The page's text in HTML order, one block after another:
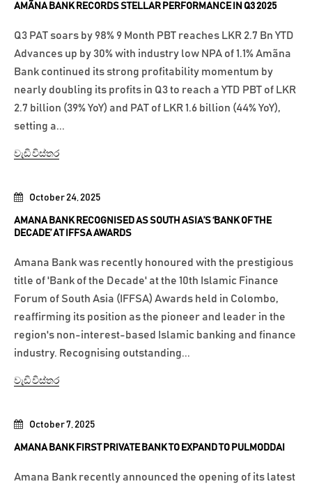
October 7, 2025
AMANA BANK FIRST PRIVATE BANK TO EXPAND TO PULMODDAI
Amana Bank recently announced the opening of its latest
October 24, 2025
AMANA BANK RECOGNISED AS SOUTH ASIA’S ‘BANK OF THE
DECADE’ AT IFFSA AWARDS
Amana Bank was recently honoured with the prestigious
title of 'Bank of the Decade' at the 10th Islamic Finance
Forum of South Asia (IFFSA) Awards held in Colombo,
reaffirming its position as the pioneer and leader in the
region's non-interest-based Islamic banking and finance
industry. Recognising outstanding...
වැඩි විස්තර
AMÃNA BANK RECORDS STELLAR PERFORMANCE IN Q3 2025
Q3 PAT soars by 98% 9 Month PBT reaches LKR 2.7 Bn YTD
Advances up by 30% with industry low NPA of 1.1% Amãna
Bank continued its strong profitability momentum by
nearly doubling its profits in Q3 to reach a YTD PBT of LKR
2.7 billion (39% YoY) and PAT of LKR 1.6 billion (44% YoY),
setting a...
වැඩි විස්තර